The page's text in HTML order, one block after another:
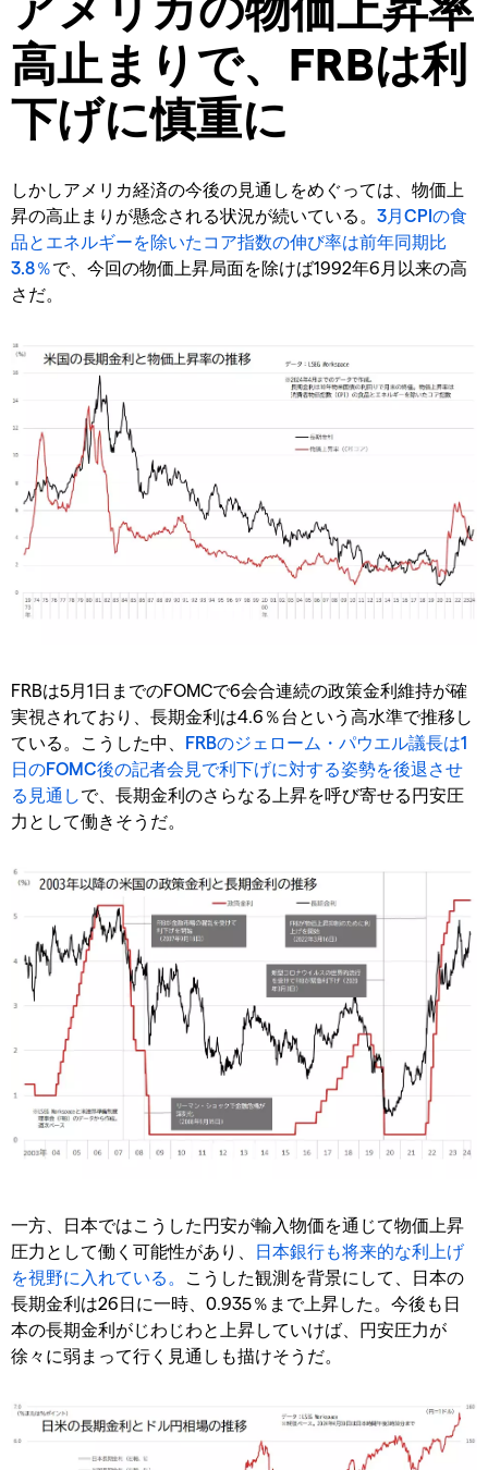
高止まりで、FRBは利
下げに慎重に
しかしアメリカ経済の今後の見通しをめぐっては、物価上
昇の高止まりが懸念される状況が続いている。 3月CPIの食
品とエネルギーを除いたコア指数の伸び率は前年同期比
3.8％で、今回の物価上昇局面を除けば1992年6月以来の高
さだ。
FRBは5月1日までのFOMCで6会合連続の政策金利維持が確
実視されており、長期金利は4.6％台という高水準で推移し
ている。こうした中、 FRBのジェローム・パウエル議長は1
日のFOMC後の記者会見で利下げに対する姿勢を後退させ
る見通しで、長期金利のさらなる上昇を呼び寄せる円安圧
力として働きそうだ。
一方、日本ではこうした円安が輸入物価を通じて物価上昇
圧力として働く可能性があり、
日本銀行も将来的な利上げ
を視野に入れている。
こうした観測を背景にして、日本の
長期金利は26日に一時、0.935％まで上昇した。今後も日
本の長期金利がじわじわと上昇していけば、円安圧力が
徐々に弱まって行く見通しも描けそうだ。